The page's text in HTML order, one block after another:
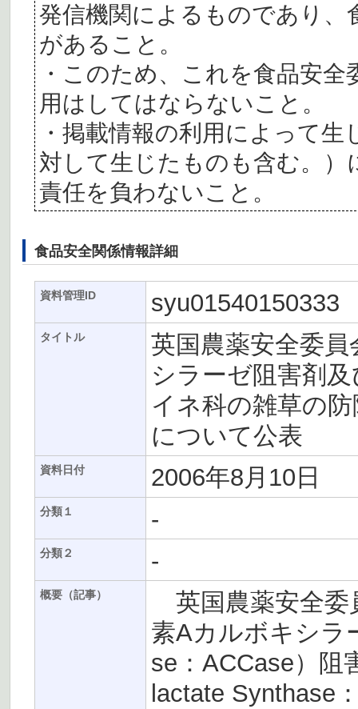
発信機関によるものであり、
があること。
・このため、これを食品安
用はしてはならないこと。
・掲載情報の利用によって
対して生じたものも含む。
責任を負わないこと。
食品安全関係情報詳細
資料管理ID syu01540150333
タイトル
英国農薬安全委
シラーゼ阻害剤
イネ科の雑草の
について公表
資料日付 2006年8月10日
分類１ -
分類２ -
概要（記事）
英国農薬安全委
素Aカルボキシラ
se：ACCase）阻
lactate Synthase